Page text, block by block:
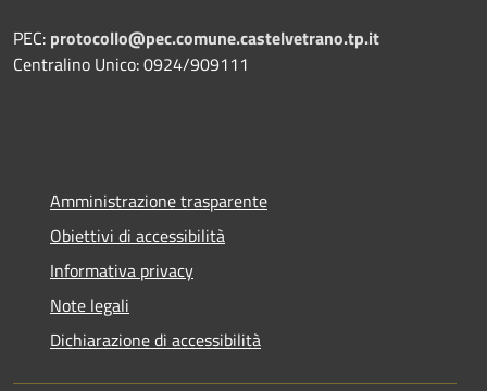
PEC: protocollo@pec.comune.castelvetrano.tp.it
Centralino Unico: 0924/909111
Amministrazione trasparente
Obiettivi di accessibilità
Informativa privacy
Note legali
Dichiarazione di accessibilità